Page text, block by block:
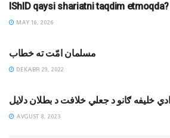
IShID qaysi shariatni taqdim
MAY 16, 2026
مسلمان امّت ته خطاب
DEKABR 29, 2022
خليفه ګانو د جعلي خلافت د بطلان دلايل
AVGUST 8, 2023